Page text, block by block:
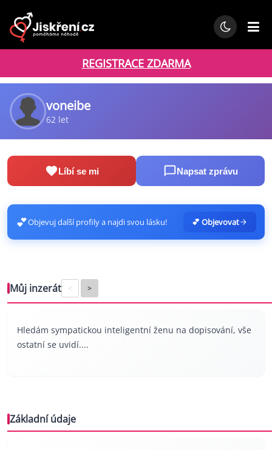
REGISTRACE ZDARMA
voneibe
62 let
Líbí se mi Napsat zprávu
💕Objevuj další profily a najdi svou lásku! 💕 Objevovat
Můj inzerát < >
Hledám sympatickou inteligentní ženu na dopisování, vše
ostatní se uvidí....
Základní údaje